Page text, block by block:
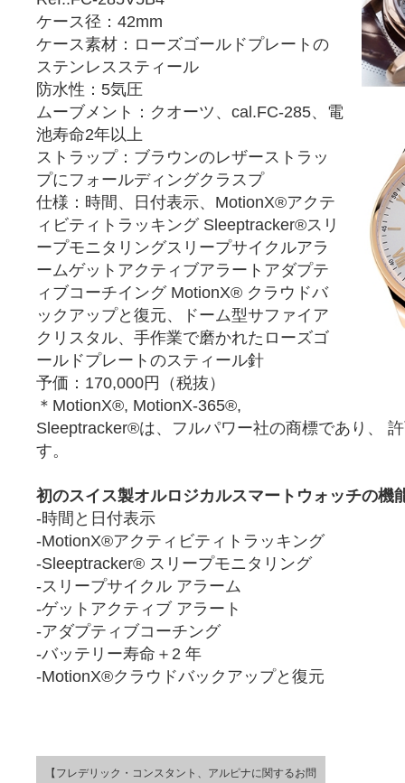
ケース径：42mm
ケース素材：ローズゴールドプレートの
ステンレススティール
防水性：5気圧
ムーブメント：クオーツ、cal.FC-285、電
池寿命2年以上
ストラップ：ブラウンのレザーストラッ
プにフォールディングクラスプ
仕様：時間、日付表示、MotionX®アクテ
ィビティトラッキング Sleeptracker®スリ
ープモニタリングスリープサイクルアラ
ームゲットアクティブアラートアダプテ
ィブコーチイング MotionX® クラウドバ
ックアップと復元、ドーム型サファイア
クリスタル、手作業で磨かれたローズゴ
ールドプレートのスティール針
予価：170,000円（税抜）
＊MotionX®, MotionX-365®,
Sleeptracker®は、フルパワー社の商標であり、
す。
初のスイス製オルロジカルスマートウォッチの機
-時間と日付表示
-MotionX®アクティビティトラッキング
-Sleeptracker® スリープモニタリング
-スリープサイクル アラーム
-ゲットアクティブ アラート
-アダプティブコーチング
-バッテリー寿命＋2 年
-MotionX®クラウドバックアップと復元
【フレデリック・コンスタント、アルピナに関するお問